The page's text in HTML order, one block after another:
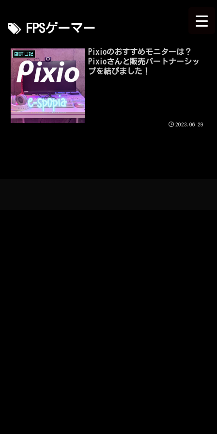
FPSゲーマー
店舗日記
Pixioのおすすめモニターは？
Pixioさんと販売パートナーシッ
プを結びました！
2023.06.29